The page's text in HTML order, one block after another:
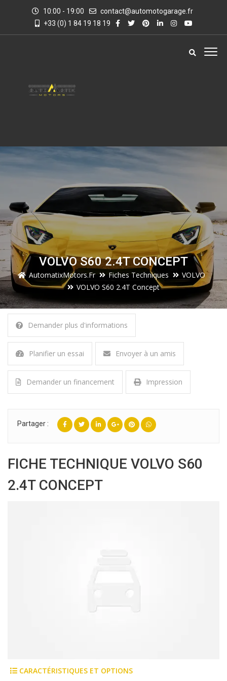
10:00 - 19:00
contact@automotogarage.fr
+33 (0) 1 84 19 18 19
VOLVO S60 2.4T CONCEPT
AutomatixMotors.fr Fiches Techniques
VOLVO
VOLVO S60 2.4T Concept
Demander plus d'informations
Planifier un essai Envoyer à un amis
Demander un financement Impression
Partager :
FICHE TECHNIQUE VOLVO S60
2.4T CONCEPT
CARACTÉRISTIQUES ET OPTIONS